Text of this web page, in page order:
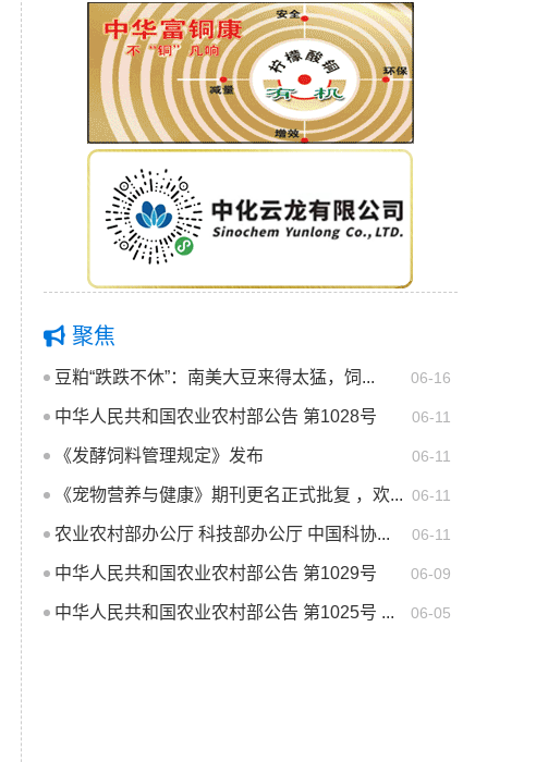
聚焦
06-16
豆粕“跌跌不休”：南美大豆来得太猛，饲...
06-11
中华人民共和国农业农村部公告 第1028号
06-11
《发酵饲料管理规定》发布
06-11
《宠物营养与健康》期刊更名正式批复 ，欢...
06-11
农业农村部办公厅 科技部办公厅 中国科协...
06-09
中华人民共和国农业农村部公告 第1029号
06-05
中华人民共和国农业农村部公告 第1025号 ...